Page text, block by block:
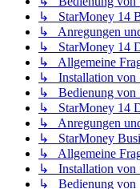
↳ StarMoney 14
↳ Anregungen
↳ StarMoney 14
↳ Allgemeine
↳ Installation von
↳ Bedienung von
↳ StarMoney 14
↳ Anregungen
↳ StarMoney
↳ Allgemeine
↳ Installation von
↳ Bedienung von